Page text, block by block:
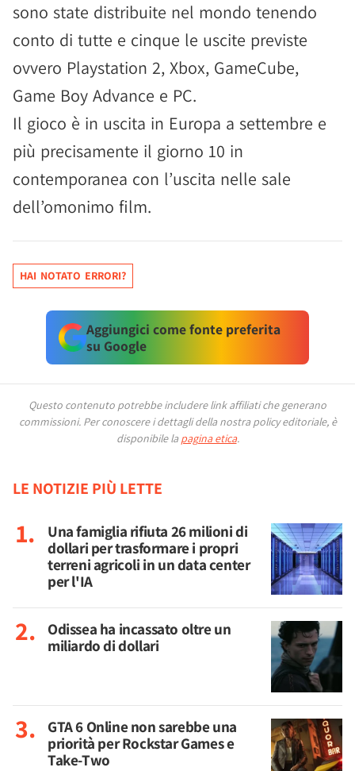
sono state distribuite nel mondo tenendo
conto di tutte e cinque le uscite previste
ovvero Playstation 2, Xbox, GameCube,
Game Boy Advance e PC.
Il gioco è in uscita in Europa a settembre e
più precisamente il giorno 10 in
contemporanea con l’uscita nelle sale
dell’omonimo film.
HAI NOTATO ERRORI?
Aggiungici come fonte preferita
su Google
Questo contenuto potrebbe includere link affiliati che generano
commissioni. Per conoscere i dettagli della nostra policy editoriale, è
disponibile la pagina etica.
LE NOTIZIE PIÙ LETTE
Una famiglia rifiuta 26 milioni di
dollari per trasformare i propri
terreni agricoli in un data center
per l'IA
Odissea ha incassato oltre un
miliardo di dollari
GTA 6 Online non sarebbe una
priorità per Rockstar Games e
Take-Two